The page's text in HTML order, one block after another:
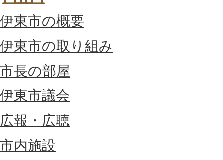
伊東市の概要
伊東市の取り組み
市長の部屋
伊東市議会
広報・広聴
市内施設